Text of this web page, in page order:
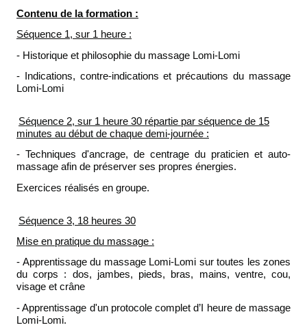
Contenu de la formation :
Séquence 1, sur 1 heure :
- Historique et philosophie du massage Lomi-Lomi
- Indications, contre-indications et précautions du massage
Lomi-Lomi
Séquence 2, sur 1 heure 30 répartie par séquence de 15
minutes au début de chaque demi-journée :
- Techniques d'ancrage, de centrage du praticien et auto-
massage afin de préserver ses propres énergies.
Exercices réalisés en groupe.
Séquence 3, 18 heures 30
Mise en pratique du massage :
- Apprentissage du massage Lomi-Lomi sur toutes les zones
du corps : dos, jambes, pieds, bras, mains, ventre, cou,
visage et crâne
- Apprentissage d'un protocole complet d’I heure de massage
Lomi-Lomi.